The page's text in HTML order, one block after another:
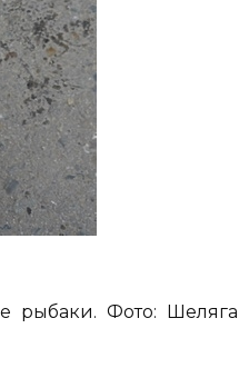
рыбаки. Фото: Шеляга